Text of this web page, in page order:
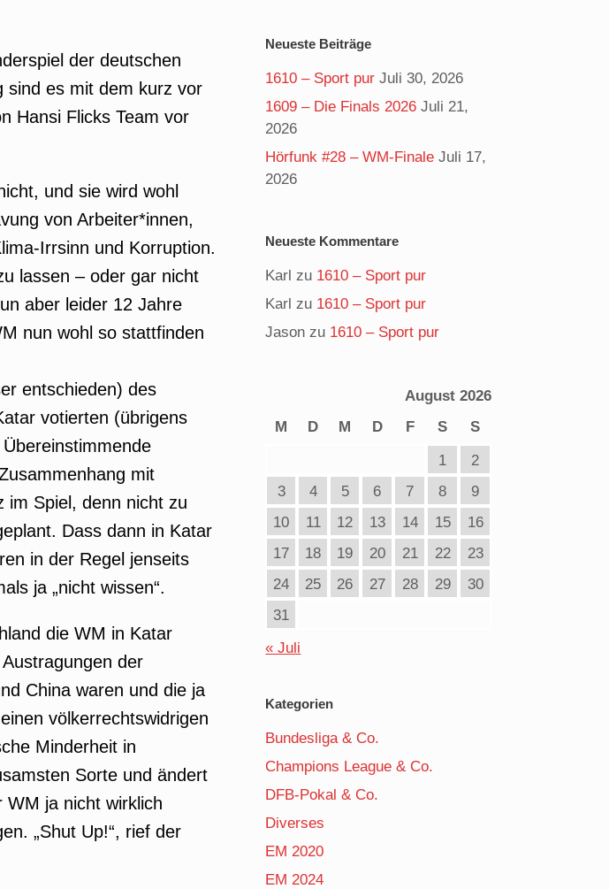
der deutschen
sind es mit dem kurz vor
Hansi Flicks Team vor
und sie wird wohl
von Arbeiter*innen,
Irrsinn und Korruption.
lassen – oder gar nicht
aber leider 12 Jahre
nun wohl so stattfinden
entschieden) des
votierten (übrigens
mit
im Spiel, denn nicht zu
Dass dann in Katar
in der Regel jenseits
ja „nicht wissen“.
die WM in Katar
der
China waren und die ja
völkerrechtswidrigen
Minderheit in
Sorte und ändert
WM ja nicht wirklich
„Shut Up!“, rief der
Neueste Beiträge
1610 – Sport pur Juli 30, 2026
1609 – Die Finals 2026 Juli 21,
2026
Hörfunk #28 – WM-Finale Juli 17,
2026
Neueste Kommentare
Karl zu 1610 – Sport pur
Karl zu 1610 – Sport pur
Jason zu 1610 – Sport pur
August 2026
M
D M D F S
S
1
2
3
4 5 6 7 8
9
10
11 12 13 14 15
16
17
18 19 20 21 22
23
24
25 26 27 28 29
30
31
« Juli
Kategorien
Bundesliga & Co.
Champions League & Co.
DFB-Pokal & Co.
Diverses
EM 2020
EM 2024